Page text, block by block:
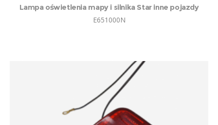
Lampa oświetlenia mapy i silnika Star inne pojazdy
E651000N